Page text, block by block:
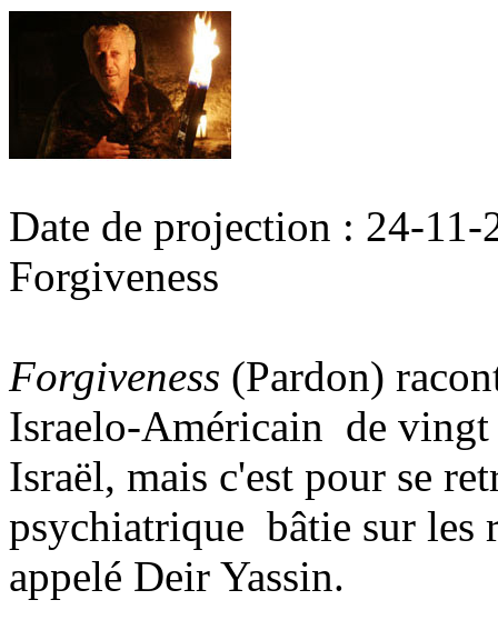
Date de projection : 24-
Forgiveness
Forgiveness (Pardon)
Israelo-Américain de vingt
Israël, mais c'est pour se
psychiatrique bâtie sur les
appelé Deir Yassin.